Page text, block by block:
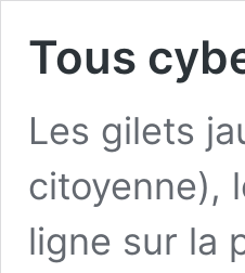
Tous
Les gilets
citoyenne),
ligne sur la